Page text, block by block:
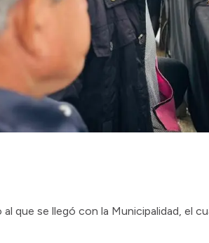
que se llegó con la Municipalidad, el